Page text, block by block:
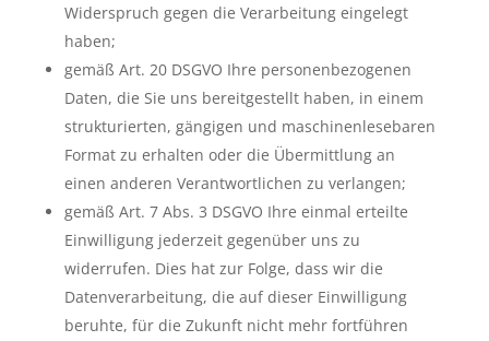
Widerspruch gegen die Verarbeitung eingelegt
haben;
gemäß Art. 20 DSGVO Ihre personenbezogenen
Daten, die Sie uns bereitgestellt haben, in einem
strukturierten, gängigen und maschinenlesebaren
Format zu erhalten oder die Übermittlung an
einen anderen Verantwortlichen zu verlangen;
gemäß Art. 7 Abs. 3 DSGVO Ihre einmal erteilte
Einwilligung jederzeit gegenüber uns zu
widerrufen. Dies hat zur Folge, dass wir die
Datenverarbeitung, die auf dieser Einwilligung
beruhte, für die Zukunft nicht mehr fortführen